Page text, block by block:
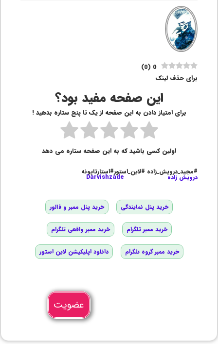
0
(
0
)
برای حذف لینک
این صفحه مفید بود؟
برای امتیاز دادن به این صفحه از یک تا پنج ستاره بدهید !
اولین کسی باشید که به این صفحه ستاره می دهد
#مجید_درویش_زاده #لاین_استور#استارتاپونه
درویش زاده Darvishzade
خرید پنل نمایندگی خرید پنل ممبر و فالور
خرید ممبر تلگرام خرید ممبر واقعی تلگرام
خرید ممبر گروه تلگرام دانلود اپلیکیشن لاین استور
عضویت